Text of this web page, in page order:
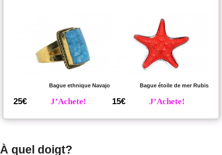
Bague ethnique Navajo
25€ J’Achete!
Bague étoile de mer Rubis
15€ J’Achete!
À quel doigt?